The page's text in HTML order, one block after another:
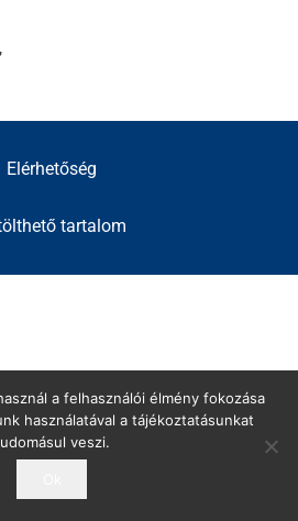
Elérhetőség
tartalom
a felhasználói élmény fokozása
használatával a tájékoztatásunkat
veszi.